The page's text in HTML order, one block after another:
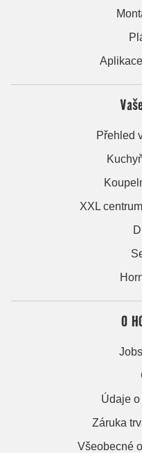
Přehled
XXL
O
Údaje
Záruka
Všeobecné